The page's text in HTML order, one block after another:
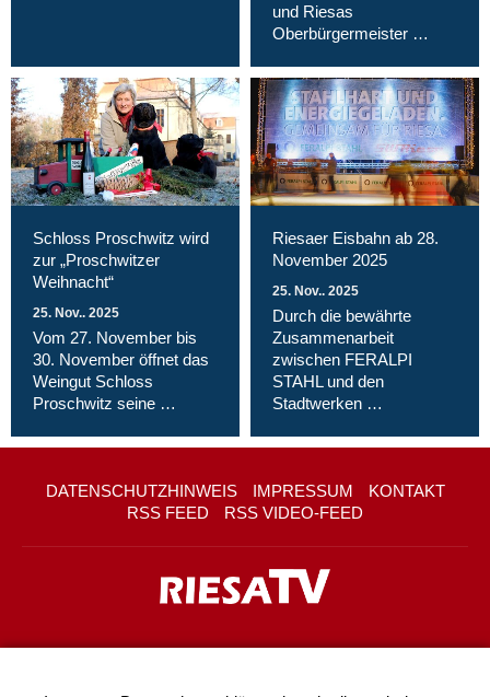
und Riesas
Oberbürgermeister …
Schloss Proschwitz wird
zur „Proschwitzer
Weihnacht“
25. Nov.. 2025
Vom 27. November bis
30. November öffnet das
Weingut Schloss
Proschwitz seine …
Riesaer Eisbahn ab 28.
November 2025
25. Nov.. 2025
Durch die bewährte
Zusammenarbeit
zwischen FERALPI
STAHL und den
Stadtwerken …
DATENSCHUTZHINWEIS IMPRESSUM
KONTAKT
RSS FEED
RSS VIDEO-FEED